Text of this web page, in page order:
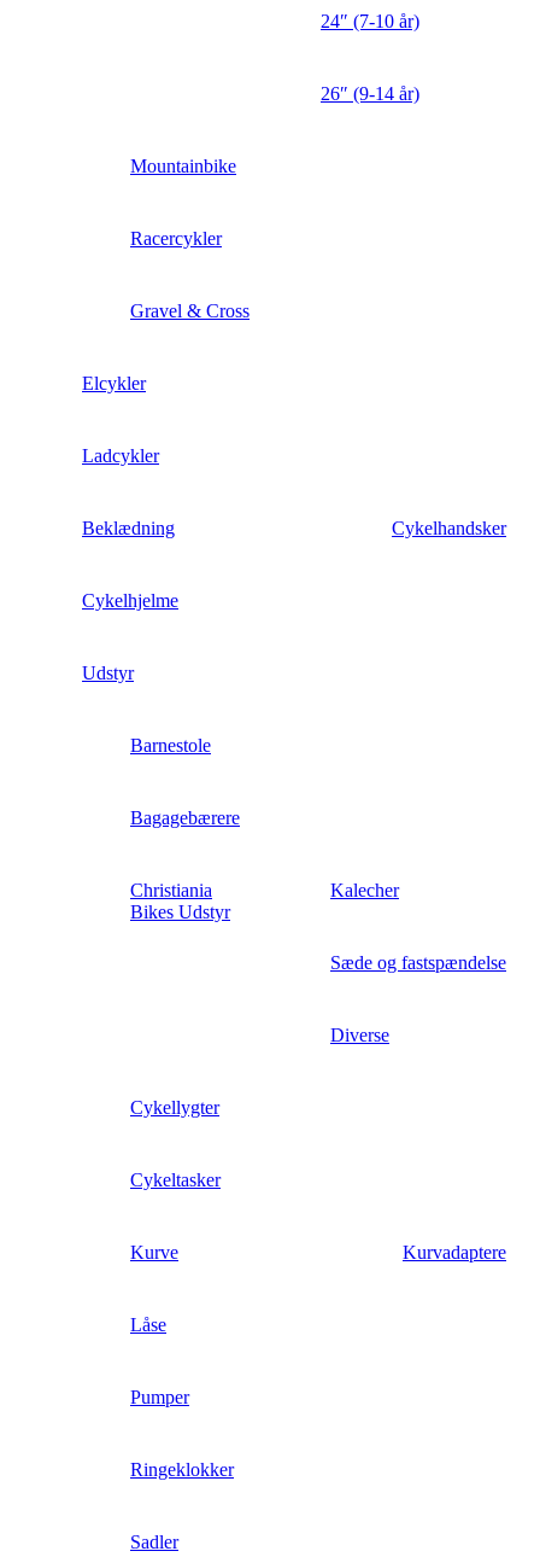
24″ (7-10 år)
26″ (9-14 år)
Mountainbike
Racercykler
Gravel & Cross
Elcykler
Ladcykler
Beklædning Cykelhandsker
Cykelhjelme
Udstyr
Barnestole
Bagagebærere
Christiania
Bikes Udstyr
Kalecher
Sæde og fastspændelse
Diverse
Cykellygter
Cykeltasker
Kurve Kurvadaptere
Låse
Pumper
Ringeklokker
Sadler